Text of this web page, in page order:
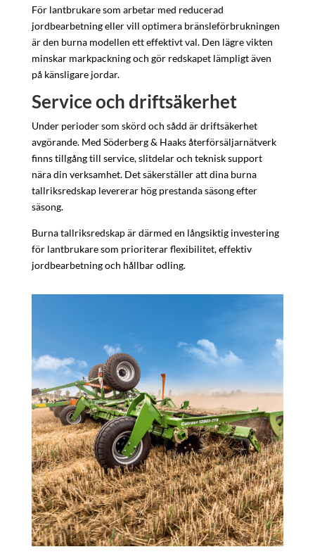
För lantbrukare som arbetar med reducerad
jordbearbetning eller vill optimera bränsleförbrukningen
är den burna modellen ett effektivt val. Den lägre vikten
minskar markpackning och gör redskapet lämpligt även
på känsligare jordar.
Service och driftsäkerhet
Under perioder som skörd och sådd är driftsäkerhet
avgörande. Med Söderberg & Haaks återförsäljarnätverk
finns tillgång till service, slitdelar och teknisk support
nära din verksamhet. Det säkerställer att dina burna
tallriksredskap levererar hög prestanda säsong efter
säsong.
Burna tallriksredskap är därmed en långsiktig investering
för lantbrukare som prioriterar flexibilitet, effektiv
jordbearbetning och hållbar odling.